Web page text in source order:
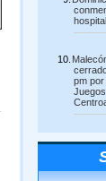
pm
Juegos